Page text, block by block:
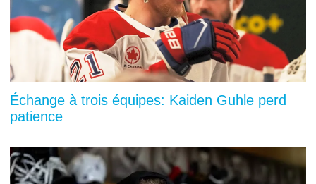
Échange à trois équipes: Kaiden Guhle perd
patience